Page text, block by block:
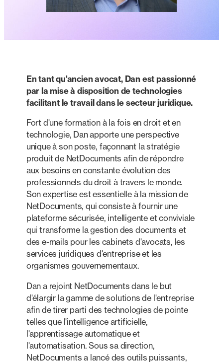
En tant qu'ancien avocat, Dan est passionné
par la mise à disposition de technologies
facilitant le travail dans le secteur juridique.
Fort d'une formation à la fois en droit et en
technologie, Dan apporte une perspective
unique à son poste, façonnant la stratégie
produit de NetDocuments afin de répondre
aux besoins en constante évolution des
professionnels du droit à travers le monde.
Son expertise est essentielle à la mission de
NetDocuments, qui consiste à fournir une
plateforme sécurisée, intelligente et conviviale
qui transforme la gestion des documents et
des e-mails pour les cabinets d'avocats, les
services juridiques d'entreprise et les
organismes gouvernementaux.
Dan a rejoint NetDocuments dans le but
d'élargir la gamme de solutions de l'entreprise
afin de tirer parti des technologies de pointe
telles que l'intelligence artificielle,
l'apprentissage automatique et
l'automatisation. Sous sa direction,
NetDocuments a lancé des outils puissants,